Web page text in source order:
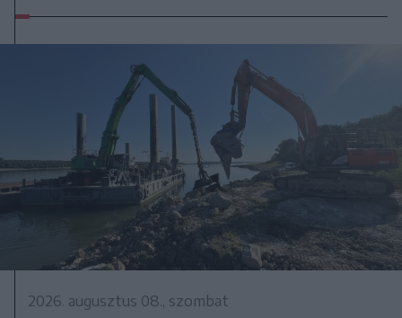
2026. augusztus 08., szombat